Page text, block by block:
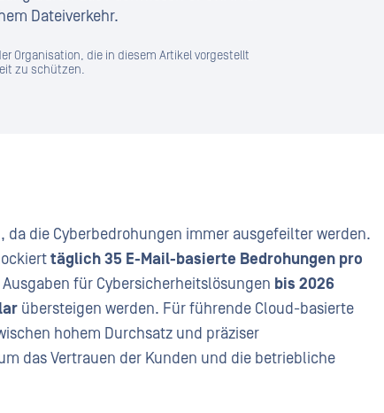
Dateiverkehr.
Organisation, die in diesem Artikel vorgestellt
zu schützen.
die Cyberbedrohungen immer ausgefeilter werden.
täglich 35 E-Mail-basierte Bedrohungen pro
für Cybersicherheitslösungen bis 2026
übersteigen werden. Für führende Cloud-basierte
hohem Durchsatz und präziser
das Vertrauen der Kunden und die betriebliche